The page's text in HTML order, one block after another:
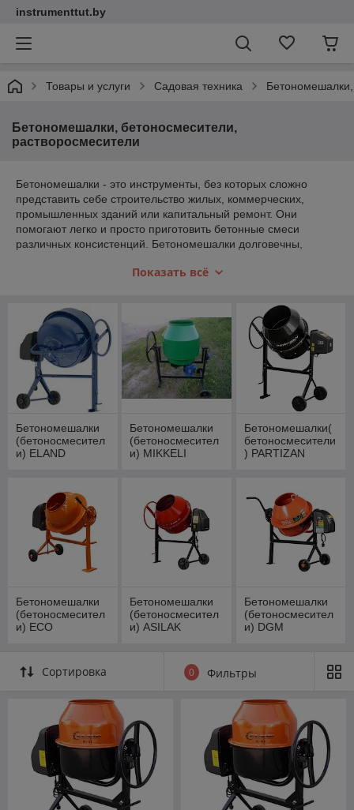
instrumenttut.by
Товары и услуги Садовая техника
Бетономешалки, бетоносмесители,
растворосмесители
Бетономешалки - это инструменты, без которых сложно
представить себе строительство жилых, коммерческих,
промышленных зданий или капитальный ремонт. Они
помогают легко и просто приготовить бетонные смеси
различных консистенций. Бетономешалки долговечны,
надежны в использовании.Показать всё
Бетономешалки
(бетоносмесител
и) ELAND
Бетономешалки
(бетоносмесител
и) MIKKELI
Бетономешалки(
бетоносмесители
) PARTIZAN
Бетономешалки
(бетоносмесител
и) ECO
Бетономешалки
(бетоносмесител
и) ASILAK
Бетономешалки
(бетоносмесител
и) DGM
Сортировка 0 Фильтры